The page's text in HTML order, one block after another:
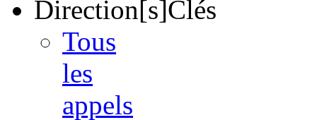
Direction[s]Clés
Tous
les
appels